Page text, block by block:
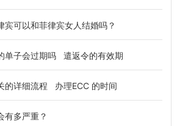
宾可以和菲律宾女人结婚吗？
单子会过期吗 遣返令的有效期
的详细流程 办理ECC 的时间
有多严重？